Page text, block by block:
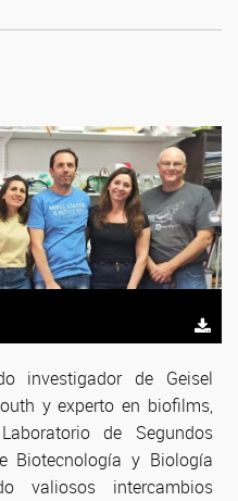
investigador de Geisel
y experto en biofilms,
de Segundos
Biotecnología y Biología
valiosos intercambios